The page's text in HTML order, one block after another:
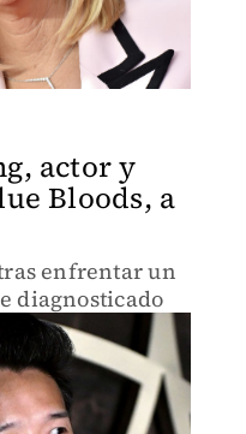
actor y
Bloods, a
enfrentar un
diagnosticado